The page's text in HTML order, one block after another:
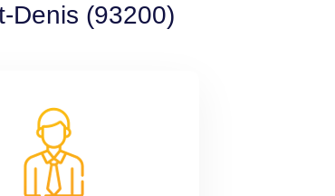
Denis (93200)